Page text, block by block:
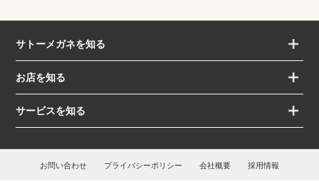
サトーメガネを知る
お店を知る
サービスを知る
お問い合わせ プライバシーポリシー 会社概要 採用情報